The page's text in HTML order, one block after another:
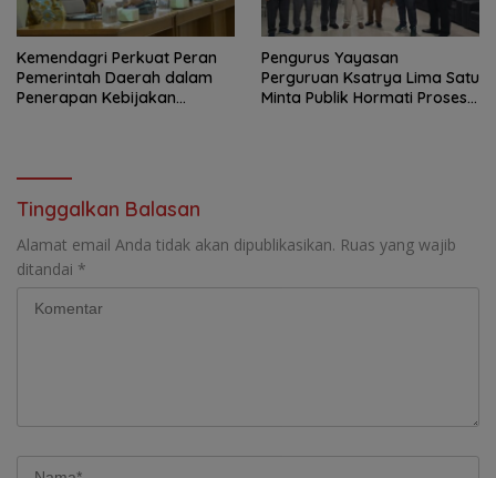
Kemendagri Perkuat Peran
Pemerintah Daerah dalam
Penerapan Kebijakan
Pengurus Yayasan
Perguruan Ksatrya Lima Satu
Minta Publik Hormati Proses
Tinggalkan Balasan
Alamat email Anda tidak akan dipublikasikan. Ruas yang wajib
ditandai *